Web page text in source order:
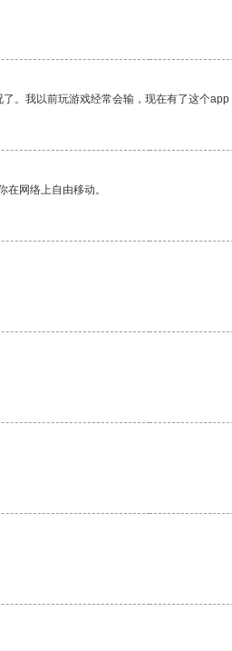
。我以前玩游戏经常会输，现在有了这个app
网络上自由移动。